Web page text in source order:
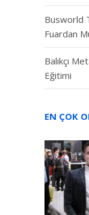
Busworld
Fuardan
Balıkçı
Eğitimi
EN ÇOK